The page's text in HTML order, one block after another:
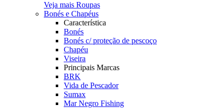
Veja mais Roupas
Bonés e Chapéus
Característica
Bonés
Bonés c/ proteção de pescoço
Chapéu
Viseira
Principais Marcas
BRK
Vida de Pescador
Sumax
Mar Negro Fishing